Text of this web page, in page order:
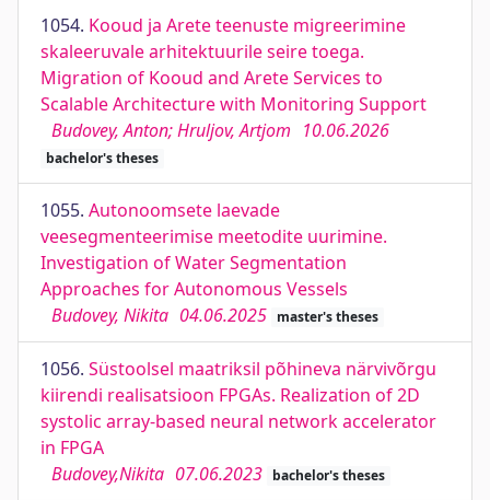
1054. Kooud ja Arete teenuste migreerimine
skaleeruvale arhitektuurile seire toega.
Migration of Kooud and Arete Services to
Scalable Architecture with Monitoring Support
Budovey, Anton; Hruljov, Artjom 10.06.2026
bachelor's theses
1055. Autonoomsete laevade
veesegmenteerimise meetodite uurimine.
Investigation of Water Segmentation
Approaches for Autonomous Vessels
Budovey, Nikita 04.06.2025 master's theses
1056. Süstoolsel maatriksil põhineva närvivõrgu
kiirendi realisatsioon FPGAs. Realization of 2D
systolic array-based neural network accelerator
in FPGA
Budovey,Nikita 07.06.2023 bachelor's theses